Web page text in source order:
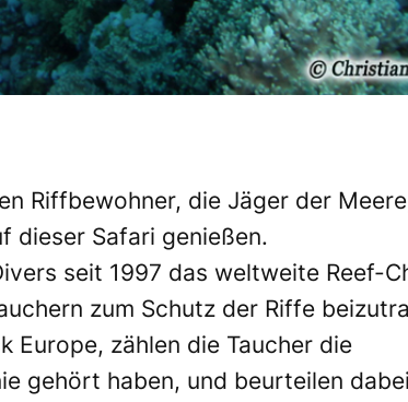
Riffbewohner, die Jäger der
dieser Safari genießen.
seit 1997 das weltweite Reef-
zum Schutz der Riffe
Europe, zählen die Taucher die
gehört haben, und beurteilen